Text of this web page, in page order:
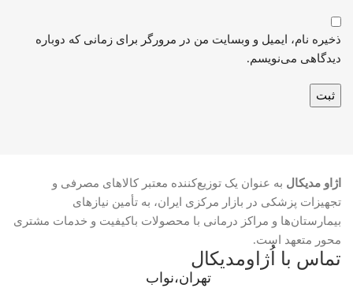
ذخیره نام، ایمیل و وبسایت من در مرورگر برای زمانی که دوباره
دیدگاهی می‌نویسم.
اژاو مدیکال به عنوان یک توزیع‌کننده معتبر کالاهای مصرفی و
تجهیزات پزشکی در بازار مرکزی ایران، به تأمین نیازهای
بیمارستان‌ها و مراکز درمانی با محصولات باکیفیت و خدمات مشتری
محور متعهد است.
تماس با اُژاومدیکال
تهران،نواب